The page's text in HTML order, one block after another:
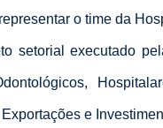
o time da
setorial executado
e